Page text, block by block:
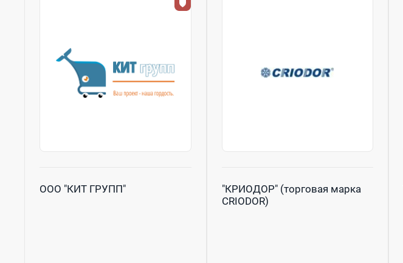
ООО "КИТ ГРУПП"
"КРИОДОР" (торговая марка
CRIODOR)